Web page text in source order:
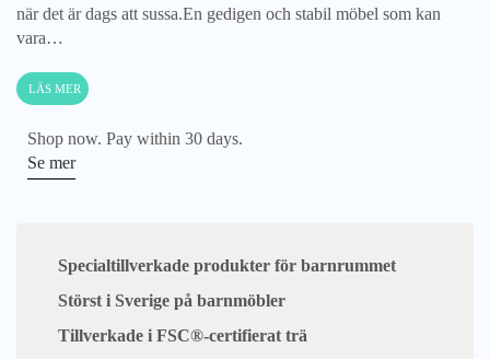
när det är dags att sussa.En gedigen och stabil möbel som kan
vara…
LÄS MER
Shop now. Pay within 30 days.
Se mer
Specialtillverkade produkter för barnrummet
Störst i Sverige på barnmöbler
Tillverkade i FSC®-certifierat trä